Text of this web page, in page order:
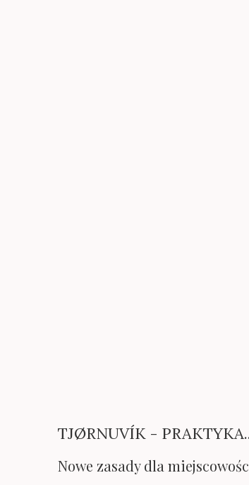
znajdzie się dla nas miejsce,
może rodzić pewne